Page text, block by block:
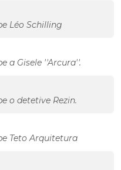
Léo Schilling
a Gisele ''Arcura''.
o detetive Rezin.
Teto Arquitetura